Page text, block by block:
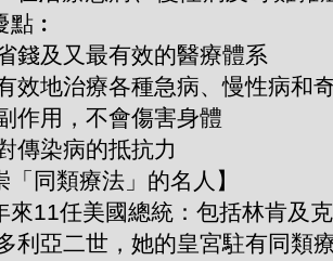
︰
錢及又最有效的醫療體系
效地治療各種急病、慢性病和
作用，不會傷害身體
傳染病的抵抗力
「同類療法」的名人】
來11任美國總統：包括林肯及
利亞二世，她的皇宮駐有同類